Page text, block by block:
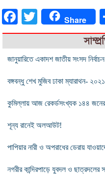
FacebookTwitter Share
জানুয়ারিতে একাদশ জাতীয় সংসদ
বঙ্গবন্ধু শেখ মুজিব ঢাকা ম্যারাথন-
কুমিল্লায় আজ রেকর্ডসংখ্যক ১৪৪
শূন্য রানেই অলআউট!
পাপিয়ার নারী ও অপরাধের ডেরায়
নগরীর কান্দিরপাড়ে যুবদল ও